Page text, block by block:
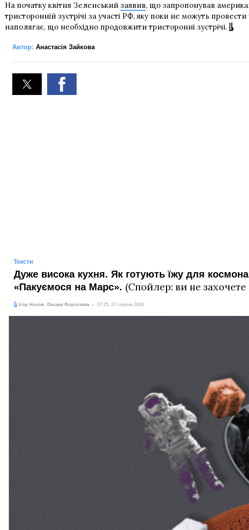
На початку квітня Зеленський заявив, що запропонував
тристоронній зустрічі за участі РФ, яку поки не можуть
наполягає, що необхідно продовжити тристоронні зустрічі.
Автор: Анастасія Зайкова